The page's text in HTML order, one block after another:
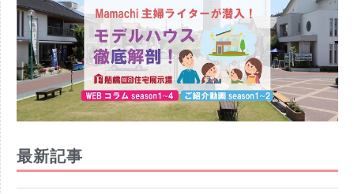
最新記事